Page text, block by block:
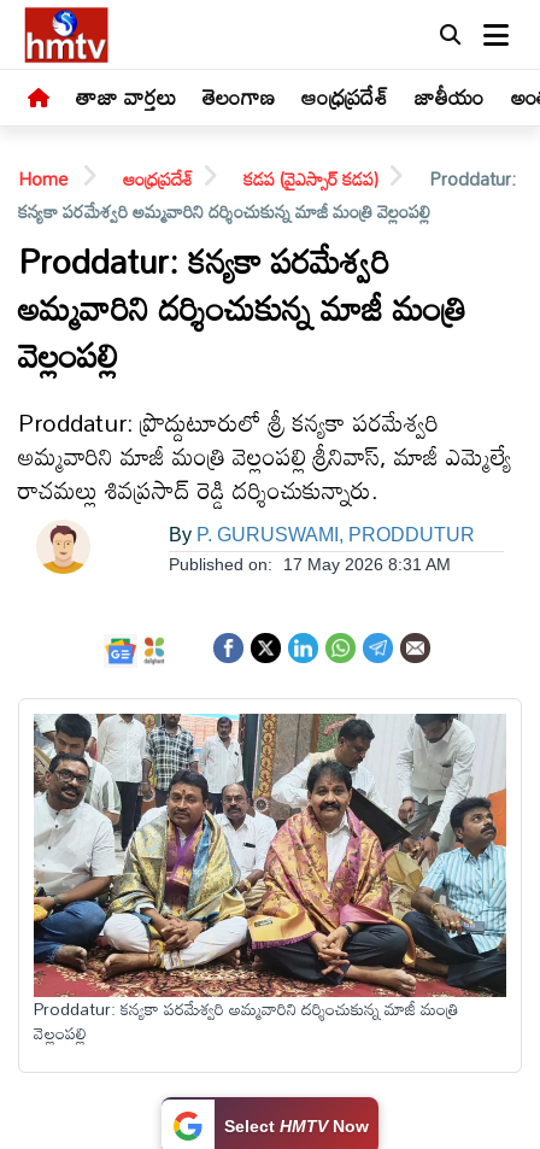
తాజా వార్తలు తెలంగాణ ఆంధ్రప్రదేశ్ జాతీయం
LIVE
తాజా
వార్తలు
తెలంగాణ
ఆంధ్రప్రదేశ్
జాతీయం
అంతర్జాతీయం
సినిమా
క్రీడలు
వ్యాపారం
లైఫ్
స్టైల్
Home ఆంధ్రప్రదేశ్ కడప (వైఎస్సార్ కడప)
Proddatur:
కన్యకా పరమేశ్వరి అమ్మవారిని దర్శించుకున్న మాజీ మంత్రి వెల్లంపల్లి
Proddatur: కన్యకా పరమేశ్వరి
అమ్మవారిని దర్శించుకున్న మాజీ మంత్రి
వెల్లంపల్లి
Proddatur: ప్రొద్దుటూరులో శ్రీ కన్యకా పరమేశ్వరి
అమ్మవారిని మాజీ మంత్రి వెల్లంపల్లి శ్రీనివాస్, మాజీ ఎమ్మెల్యే
రాచమల్లు శివప్రసాద్ రెడ్డి దర్శించుకున్నారు.
By P. GURUSWAMI, PRODDUTUR
Published on: 17 May 2026 8:31 AM
Proddatur: కన్యకా పరమేశ్వరి అమ్మవారిని దర్శించుకున్న మాజీ మంత్రి
వెల్లంపల్లి
Select HMTVNow